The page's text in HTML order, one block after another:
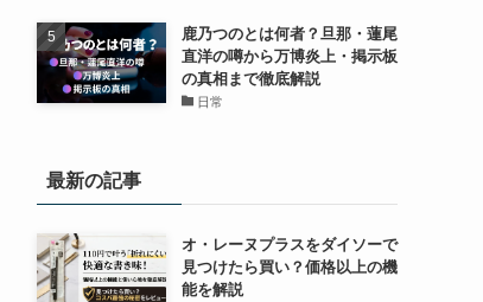
鹿乃つのとは何者？旦那・蓮尾
直洋の噂から万博炎上・掲示板
の真相まで徹底解説
日常
最新の記事
オ・レーヌプラスをダイソーで
見つけたら買い？価格以上の機
能を解説